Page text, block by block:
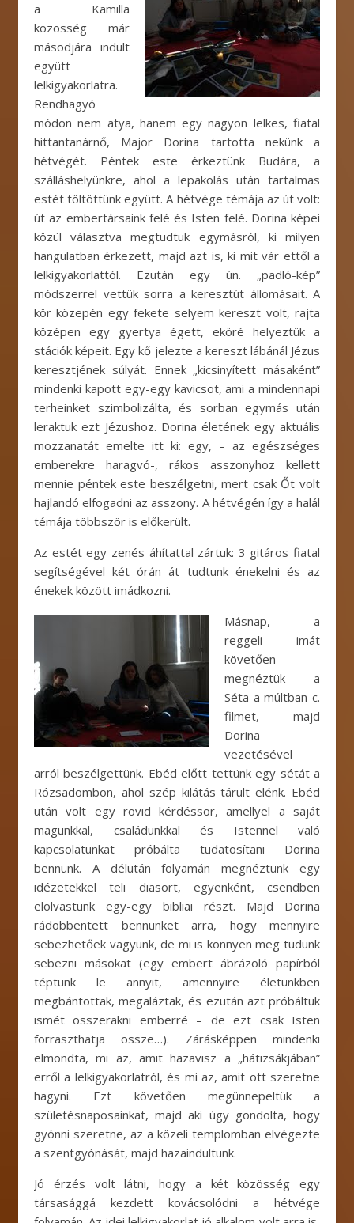
a Kamilla
közösség már
másodjára indult
együtt
lelkigyakorlatra.
Rendhagyó
módon nem atya, hanem egy nagyon lelkes, fiatal
hittantanárnő, Major Dorina tartotta nekünk a
hétvégét. Péntek este érkeztünk Budára, a
szálláshelyünkre, ahol a lepakolás után tartalmas
estét töltöttünk együtt. A hétvége témája az út volt:
út az embertársaink felé és Isten felé. Dorina képei
közül választva megtudtuk egymásról, ki milyen
hangulatban érkezett, majd azt is, ki mit vár ettől a
lelkigyakorlattól. Ezután egy ún. „padló-kép”
módszerrel vettük sorra a keresztút állomásait. A
kör közepén egy fekete selyem kereszt volt, rajta
középen egy gyertya égett, eköré helyeztük a
stációk képeit. Egy kő jelezte a kereszt lábánál Jézus
keresztjének súlyát. Ennek „kicsinyített másaként”
mindenki kapott egy-egy kavicsot, ami a mindennapi
terheinket szimbolizálta, és sorban egymás után
leraktuk ezt Jézushoz. Dorina életének egy aktuális
mozzanatát emelte itt ki: egy, – az egészséges
emberekre haragvó-, rákos asszonyhoz kellett
mennie péntek este beszélgetni, mert csak Őt volt
hajlandó elfogadni az asszony. A hétvégén így a halál
témája többször is előkerült.
Az estét egy zenés áhítattal zártuk: 3 gitáros fiatal
segítségével két órán át tudtunk énekelni és az
énekek között imádkozni.
Másnap, a
reggeli imát
követően
megnéztük a
Séta a múltban c.
filmet, majd
Dorina
vezetésével
arról beszélgettünk. Ebéd előtt tettünk egy sétát a
Rózsadombon, ahol szép kilátás tárult elénk. Ebéd
után volt egy rövid kérdéssor, amellyel a saját
magunkkal, családunkkal és Istennel való
kapcsolatunkat próbálta tudatosítani Dorina
bennünk. A délután folyamán megnéztünk egy
idézetekkel teli diasort, egyenként, csendben
elolvastunk egy-egy bibliai részt. Majd Dorina
rádöbbentett bennünket arra, hogy mennyire
sebezhetőek vagyunk, de mi is könnyen meg tudunk
sebezni másokat (egy embert ábrázoló papírból
téptünk le annyit, amennyire életünkben
megbántottak, megaláztak, és ezután azt próbáltuk
ismét összerakni emberré – de ezt csak Isten
forraszthatja össze…). Zárásképpen mindenki
elmondta, mi az, amit hazavisz a „hátizsákjában”
erről a lelkigyakorlatról, és mi az, amit ott szeretne
hagyni. Ezt követően megünnepeltük a
születésnaposainkat, majd aki úgy gondolta, hogy
gyónni szeretne, az a közeli templomban elvégezte
a szentgyónását, majd hazaindultunk.
Jó érzés volt látni, hogy a két közösség egy
társasággá kezdett kovácsolódni a hétvége